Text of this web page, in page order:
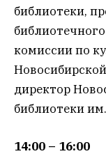
библиотеки,
комиссии по
директор
библиотеки
14:00 – 16:00